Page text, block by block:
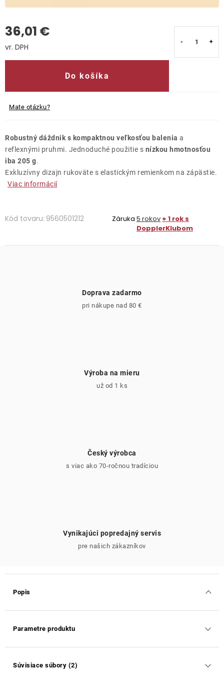
Kontakty
36,01 €
Do košíka
Mate otázku?
Robustný dáždnik s kompaktnou veľkosťou balenia a
reflexnými pruhmi. Jednoduché použitie s nízkou hmotnosťou
iba 205 g.
Exkluzívny dizajn rukoväte s elastickým remienkom na zápästie.
Viac informácií
Kód tovaru: 9560501212 Záruka 5 rokov + 1 rok s
DopplerKlubom
Doprava zadarmo
pri nákupe nad 80 €
Výroba na mieru
už od 1 ks
Český výrobca
s viac ako 70-ročnou tradíciou
Vynikajúci popredajný servis
pre našich zákazníkov
Popis
Parametre produktu
Súvisiace súbory (2)